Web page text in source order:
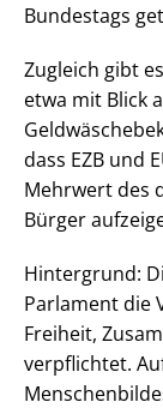
Bundestags
Zugleich gibt
etwa mit Blick
dass EZB und
Mehrwert des
Bürger
Hintergrund:
Parlament die
Freiheit,
verpflichtet.